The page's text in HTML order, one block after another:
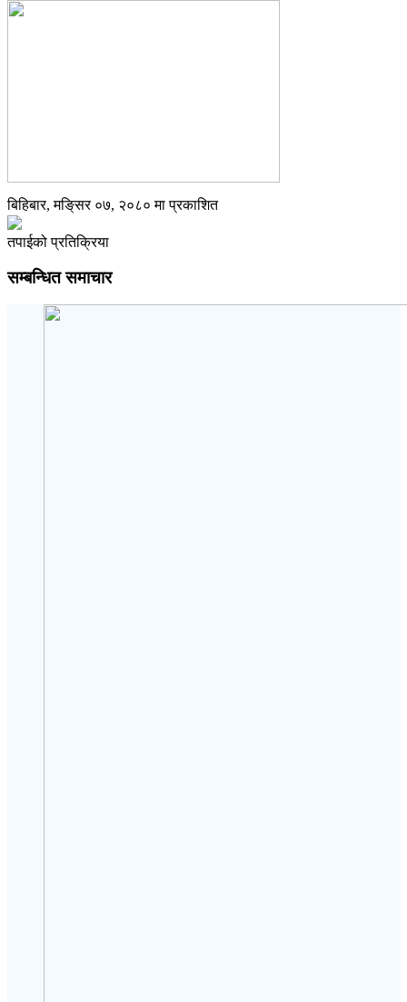
बिहिबार, मङि्सर ०७, २०८० मा प्रकाशित
तपाईको प्रतिक्रिया
सम्बन्धित समाचार